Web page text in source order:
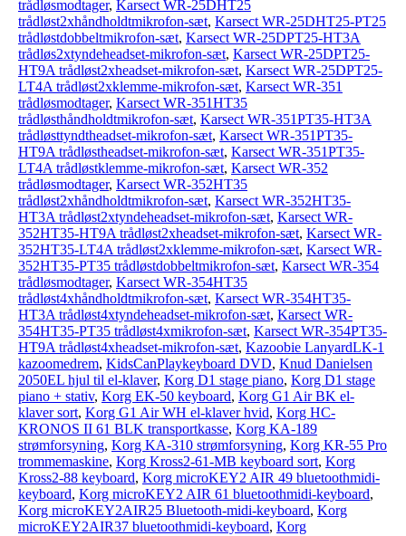
trådløsmodtager, Karsect WR-25DHT25
trådløst2xhåndholdtmikrofon-sæt, Karsect WR-25DHT25-PT25
trådløstdobbeltmikrofon-sæt, Karsect WR-25DPT25-HT3A
trådløs2xtyndeheadset-mikrofon-sæt, Karsect WR-25DPT25-
HT9A trådløst2xheadset-mikrofon-sæt, Karsect WR-25DPT25-
LT4A trådløst2xklemme-mikrofon-sæt, Karsect WR-351
trådløsmodtager, Karsect WR-351HT35
trådløsthåndholdtmikrofon-sæt, Karsect WR-351PT35-HT3A
trådløsttyndtheadset-mikrofon-sæt, Karsect WR-351PT35-
HT9A trådløstheadset-mikrofon-sæt, Karsect WR-351PT35-
LT4A trådløstklemme-mikrofon-sæt, Karsect WR-352
trådløsmodtager, Karsect WR-352HT35
trådløst2xhåndholdtmikrofon-sæt, Karsect WR-352HT35-
HT3A trådløst2xtyndeheadset-mikrofon-sæt, Karsect WR-
352HT35-HT9A trådløst2xheadset-mikrofon-sæt, Karsect WR-
352HT35-LT4A trådløst2xklemme-mikrofon-sæt, Karsect WR-
352HT35-PT35 trådløstdobbeltmikrofon-sæt, Karsect WR-354
trådløsmodtager, Karsect WR-354HT35
trådløst4xhåndholdtmikrofon-sæt, Karsect WR-354HT35-
HT3A trådløst4xtyndeheadset-mikrofon-sæt, Karsect WR-
354HT35-PT35 trådløst4xmikrofon-sæt, Karsect WR-354PT35-
HT9A trådløst4xheadset-mikrofon-sæt, Kazoobie LanyardLK-1
kazoomedrem, KidsCanPlaykeyboard DVD, Knud Danielsen
2050EL hjul til el-klaver, Korg D1 stage piano, Korg D1 stage
piano + stativ, Korg EK-50 keyboard, Korg G1 Air BK el-
klaver sort, Korg G1 Air WH el-klaver hvid, Korg HC-
KRONOS II 61 BLK transportkasse, Korg KA-189
strømforsyning, Korg KA-310 strømforsyning, Korg KR-55 Pro
trommemaskine, Korg Kross2-61-MB keyboard sort, Korg
Kross2-88 keyboard, Korg microKEY2 AIR 49 bluetoothmidi-
keyboard, Korg microKEY2 AIR 61 bluetoothmidi-keyboard,
Korg microKEY2AIR25 Bluetooth-midi-keyboard, Korg
microKEY2AIR37 bluetoothmidi-keyboard, Korg